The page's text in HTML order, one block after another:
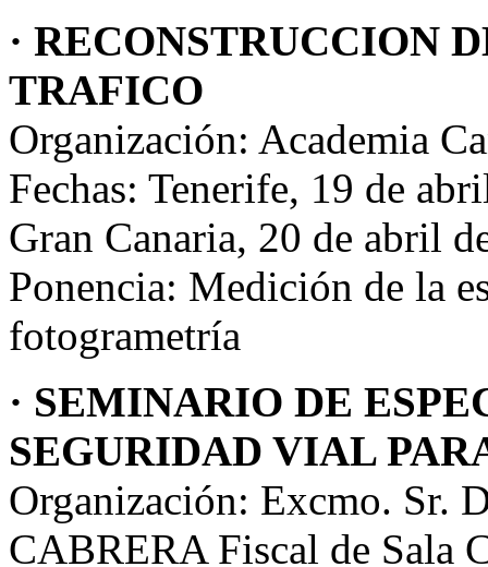
· RECONSTRUCCION
TRAFICO
Organización: Academia
Fechas: Tenerife, 19 de
Gran Canaria, 20 de abril
Ponencia: Medición de la
fotogrametría
· SEMINARIO DE
SEGURIDAD VIAL
Organización: Excmo. Sr.
CABRERA Fiscal de Sala